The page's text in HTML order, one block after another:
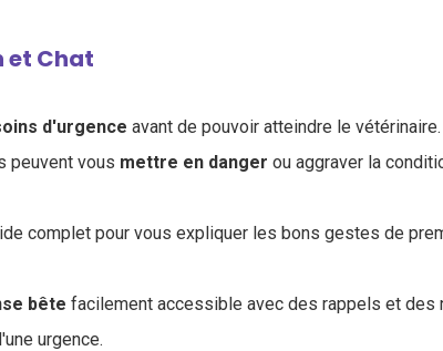
et Chat
d'urgence avant de pouvoir atteindre le vétérinaire.
peuvent vous mettre en danger ou aggraver la
complet pour vous expliquer les bons gestes de
bête facilement accessible avec des rappels et des
urgence.